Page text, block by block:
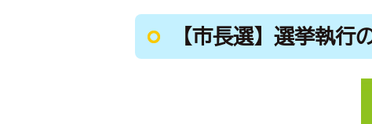
【市長選】選挙執行